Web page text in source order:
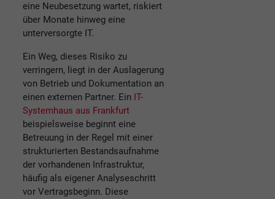
eine Neubesetzung wartet, riskiert
über Monate hinweg eine
unterversorgte IT.
Ein Weg, dieses Risiko zu
verringern, liegt in der Auslagerung
von Betrieb und Dokumentation an
einen externen Partner. Ein IT-
Systemhaus aus Frankfurt
beispielsweise beginnt eine
Betreuung in der Regel mit einer
strukturierten Bestandsaufnahme
der vorhandenen Infrastruktur,
häufig als eigener Analyseschritt
vor Vertragsbeginn. Diese